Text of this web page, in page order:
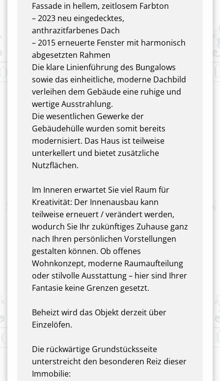
Fassade in hellem, zeitlosem Farbton
– 2023 neu eingedecktes,
anthrazitfarbenes Dach
– 2015 erneuerte Fenster mit harmonisch
abgesetzten Rahmen
Die klare Linienführung des Bungalows
sowie das einheitliche, moderne Dachbild
verleihen dem Gebäude eine ruhige und
wertige Ausstrahlung.
Die wesentlichen Gewerke der
Gebäudehülle wurden somit bereits
modernisiert. Das Haus ist teilweise
unterkellert und bietet zusätzliche
Nutzflächen.
Im Inneren erwartet Sie viel Raum für
Kreativität: Der Innenausbau kann
teilweise erneuert / verändert werden,
wodurch Sie Ihr zukünftiges Zuhause ganz
nach Ihren persönlichen Vorstellungen
gestalten können. Ob offenes
Wohnkonzept, moderne Raumaufteilung
oder stilvolle Ausstattung – hier sind Ihrer
Fantasie keine Grenzen gesetzt.
Beheizt wird das Objekt derzeit über
Einzelöfen.
Die rückwärtige Grundstücksseite
unterstreicht den besonderen Reiz dieser
Immobilie: